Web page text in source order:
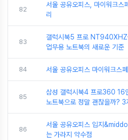
82
서울 공유오피스, 마이워크스
리
83
갤럭시북5 프로
업무용 노트북의 새로운 기준
84 서울 공유오피스 마이워크스
85
삼성 갤럭시북4 프로360 16
노트북으로 정말 괜찮을까?
86
서울 공유오피스 입지
는 가라지 약수점